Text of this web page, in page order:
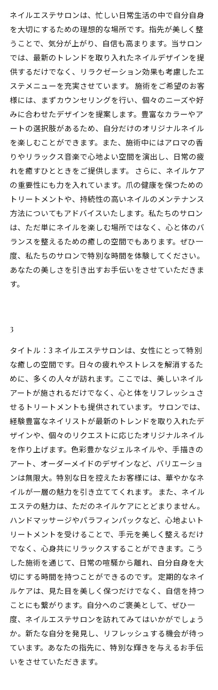
ネイルエステサロンは、忙しい日常生活の中で自分自身
を大切にするための理想的な場所です。指先が美しく整
うことで、気分が上がり、自信も高まります。当サロン
では、最新のトレンドを取り入れたネイルデザインを提
供するだけでなく、リラクゼーション効果も考慮したエ
ステメニューを充実させています。 施術をご希望のお客
様には、まずカウンセリングを行い、個々のニーズや好
みに合わせたデザインを提案します。豊富なカラーやア
ートの選択肢があるため、自分だけのオリジナルネイル
を楽しむことができます。また、施術中にはアロマの香
りやリラックス音楽で心地よい空間を演出し、日常の疲
れを癒すひとときをご提供します。 さらに、ネイルケア
の重要性にも力を入れています。爪の健康を保つための
トリートメントや、持続性の高いネイルのメンテナンス
方法についてもアドバイスいたします。私たちのサロン
は、ただ単にネイルを楽しむ場所ではなく、心と体のバ
ランスを整えるための癒しの空間でもあります。ぜひ一
度、私たちのサロンで特別な時間を体験してください。
あなたの美しさを引き出すお手伝いをさせていただきま
す。
3
タイトル：3 ネイルエステサロンは、女性にとって特別
な癒しの空間です。日々の疲れやストレスを解消するた
めに、多くの人々が訪れます。ここでは、美しいネイル
アートが施されるだけでなく、心と体をリフレッシュさ
せるトリートメントも提供されています。 サロンでは、
経験豊富なネイリストが最新のトレンドを取り入れたデ
ザインや、個々のリクエストに応じたオリジナルネイル
を作り上げます。色彩豊かなジェルネイルや、手描きの
アート、オーダーメイドのデザインなど、バリエーショ
ンは無限大。特別な日を控えたお客様には、華やかなネ
イルが一層の魅力を引き立ててくれます。 また、ネイル
エステの魅力は、ただのネイルケアにとどまりません。
ハンドマッサージやパラフィンパックなど、心地よいト
リートメントを受けることで、手元を美しく整えるだけ
でなく、心身共にリラックスすることができます。こう
した施術を通じて、日常の喧騒から離れ、自分自身を大
切にする時間を持つことができるのです。 定期的なネイ
ルケアは、見た目を美しく保つだけでなく、自信を持つ
ことにも繋がります。自分へのご褒美として、ぜひ一
度、ネイルエステサロンを訪れてみてはいかがでしょう
か。新たな自分を発見し、リフレッシュする機会が待っ
ています。あなたの指先に、特別な輝きを与えるお手伝
いをさせていただきます。